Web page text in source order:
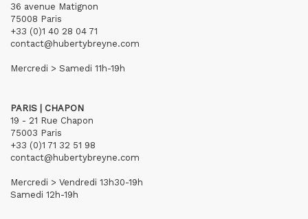
36 avenue Matignon
75008 Paris
+33 (0)1 40 28 04 71
contact@hubertybreyne.com
Mercredi > Samedi 11h-19h
PARIS | CHAPON
19 - 21 Rue Chapon
75003 Paris
+33 (0)1 71 32 51 98
contact@hubertybreyne.com
Mercredi > Vendredi 13h30-19h
Samedi 12h-19h